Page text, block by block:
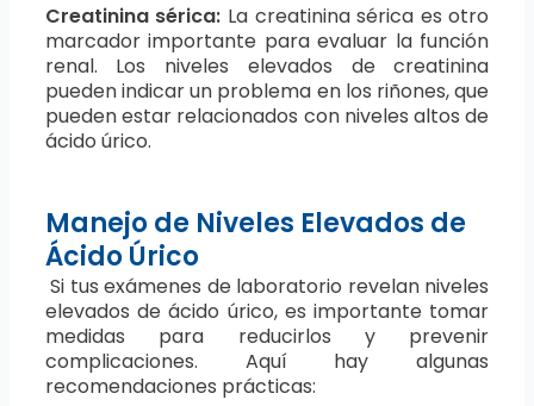
Creatinina sérica: La creatinina sérica es otro
marcador importante para evaluar la función
renal. Los niveles elevados de creatinina
pueden indicar un problema en los riñones, que
pueden estar relacionados con niveles altos de
ácido úrico.
Manejo de Niveles Elevados de
Ácido Úrico
Si tus exámenes de laboratorio revelan niveles
elevados de ácido úrico, es importante tomar
medidas para reducirlos y prevenir
complicaciones. Aquí hay algunas
recomendaciones prácticas: